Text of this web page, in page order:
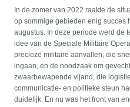
In de zomer van 2022 raakte de
op sommige gebieden enig succes
augustus. In deze periode werd de
idee van de Speciale Militaire
precieze militaire aanvallen, die
ingaan, en de noodzaak om
zwaarbewapende vijand, die
communicatie- en politieke steun
duidelijk. En nu was het front van